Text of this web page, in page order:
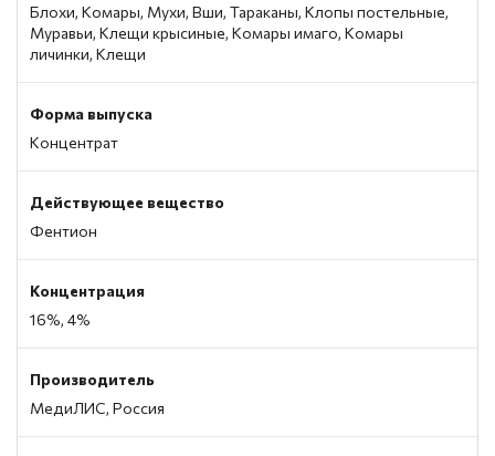
Блохи, Комары, Мухи, Вши, Тараканы, Клопы постельные,
Муравьи, Клещи крысиные, Комары имаго, Комары
личинки, Клещи
Форма выпуска
Концентрат
Действующее вещество
Фентион
Концентрация
16%, 4%
Производитель
МедиЛИС, Россия